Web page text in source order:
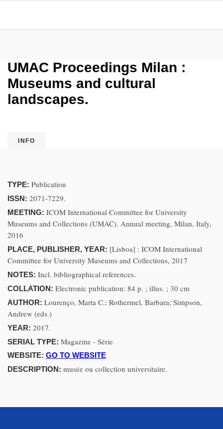
UMAC Proceedings Milan :
Museums and cultural
landscapes.
INFO
TYPE: Publication
ISSN: 2071-7229.
MEETING: ICOM International Committee for University
Museums and Collections (UMAC). Annual meeting, Milan, Italy,
2016
PLACE, PUBLISHER, YEAR: [Lisboa] : ICOM International
Committee for University Museums and Collections, 2017
NOTES: Incl. bibliographical references.
COLLATION: Electronic publication: 84 p. ; illus. ; 30 cm
AUTHOR: Lourenço, Marta C.; Rothermel, Barbara; Simpson,
Andrew (eds.)
YEAR: 2017.
SERIAL TYPE: Magazine - Série
WEBSITE: GO TO WEBSITE
DESCRIPTION: musée ou collection universitaire.